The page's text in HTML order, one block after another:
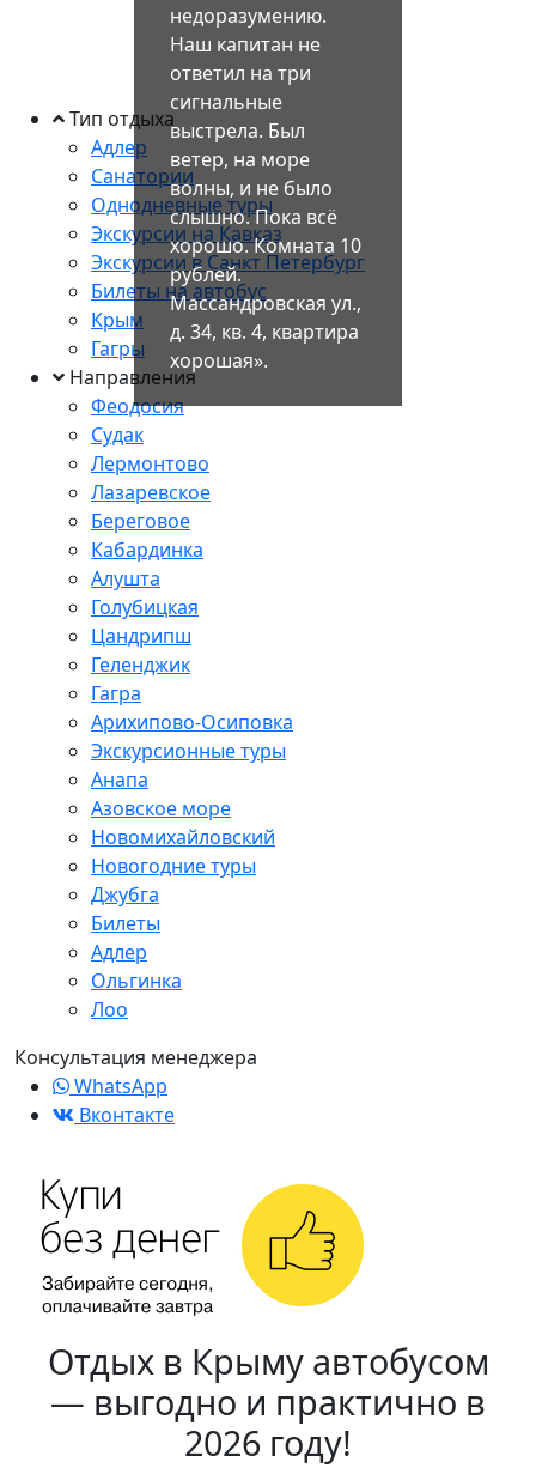
недоразумению.
Наш капитан не
ответил на три
сигнальные
выстрела. Был
ветер, на море
волны, и не было
слышно. Пока всё
хорошо. Комната 10
рублей.
Массандровская ул.,
д. 34, кв. 4, квартира
хорошая».
Тип отдыха
Адлер
Санатории
Однодневные туры
Экскурсии на Кавказ
Экскурсии в Санкт Петербург
Билеты на автобус
Крым
Гагры
Направления
Феодосия
Судак
Лермонтово
Лазаревское
Береговое
Кабардинка
Алушта
Голубицкая
Цандрипш
Геленджик
Гагра
Арихипово-Осиповка
Экскурсионные туры
Анапа
Азовское море
Новомихайловский
Новогодние туры
Джубга
Билеты
Адлер
Ольгинка
Лоо
Консультация менеджера
WhatsApp
Вконтакте
Отдых в Крыму автобусом
— выгодно и практично в
2026 году!